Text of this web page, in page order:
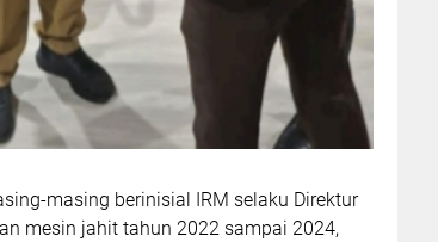
masing berinisial IRM selaku Direktur
mesin jahit tahun 2022 sampai 2024,